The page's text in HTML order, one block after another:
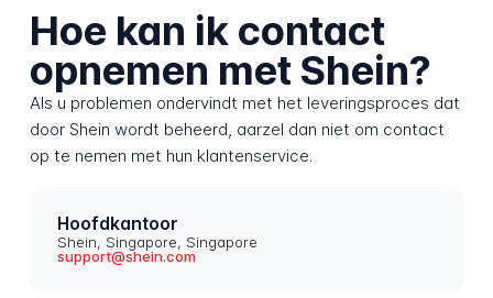
Hoe kan ik contact
opnemen met Shein?
Als u problemen ondervindt met het leveringsproces dat
door Shein wordt beheerd, aarzel dan niet om contact
op te nemen met hun klantenservice.
Hoofdkantoor
Shein, Singapore, Singapore
support@shein.com